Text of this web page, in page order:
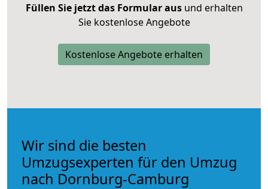
Füllen Sie jetzt das Formular ausund erhalten
Sie kostenlose Angebote
Kostenlose Angebote erhalten
Wir sind die besten
Umzugsexperten für den Umzug
nach Dornburg-Camburg